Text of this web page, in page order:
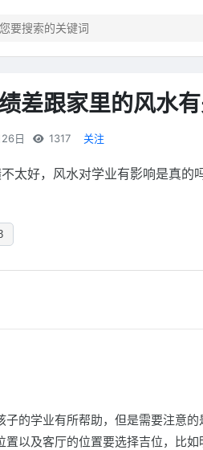
差跟家里的风水有
日 1317 关注
太好，风水对学业有影响是真的
子的学业有所帮助，但是需要注意
置以及客厅的位置要选择吉位，比